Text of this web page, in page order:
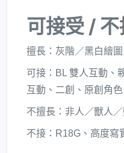
可接受 /
擅長：灰階／黑白繪
可接：BL 雙人互動、
互動、二創、原創角
不擅長：非人／獸人
不接：R18G、高度寫